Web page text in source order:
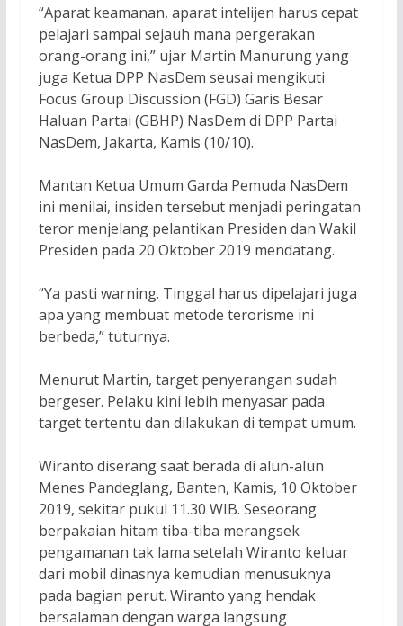
“Aparat keamanan, aparat intelijen harus cepat
pelajari sampai sejauh mana pergerakan
orang-orang ini,” ujar Martin Manurung yang
juga Ketua DPP NasDem seusai mengikuti
Focus Group Discussion (FGD) Garis Besar
Haluan Partai (GBHP) NasDem di DPP Partai
NasDem, Jakarta, Kamis (10/10).
Mantan Ketua Umum Garda Pemuda NasDem
ini menilai, insiden tersebut menjadi peringatan
teror menjelang pelantikan Presiden dan Wakil
Presiden pada 20 Oktober 2019 mendatang.
“Ya pasti warning. Tinggal harus dipelajari juga
apa yang membuat metode terorisme ini
berbeda,” tuturnya.
Menurut Martin, target penyerangan sudah
bergeser. Pelaku kini lebih menyasar pada
target tertentu dan dilakukan di tempat umum.
Wiranto diserang saat berada di alun-alun
Menes Pandeglang, Banten, Kamis, 10 Oktober
2019, sekitar pukul 11.30 WIB. Seseorang
berpakaian hitam tiba-tiba merangsek
pengamanan tak lama setelah Wiranto keluar
dari mobil dinasnya kemudian menusuknya
pada bagian perut. Wiranto yang hendak
bersalaman dengan warga langsung